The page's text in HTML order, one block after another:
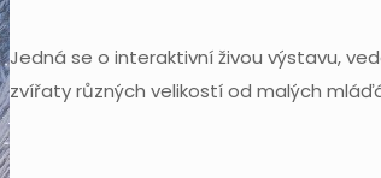
Jedná se o interaktivní živou výstavu,
zvířaty různých velikostí od malých